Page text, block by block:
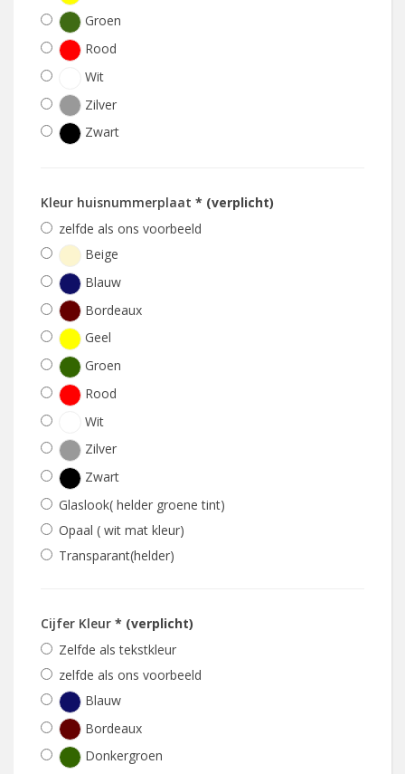
Groen
Rood
Wit
Zilver
Zwart
Kleur huisnummerplaat * (verplicht)
zelfde als ons voorbeeld
Beige
Blauw
Bordeaux
Geel
Groen
Rood
Wit
Zilver
Zwart
Glaslook( helder groene tint)
Opaal ( wit mat kleur)
Transparant(helder)
Cijfer Kleur * (verplicht)
Zelfde als tekstkleur
zelfde als ons voorbeeld
Blauw
Bordeaux
Donkergroen